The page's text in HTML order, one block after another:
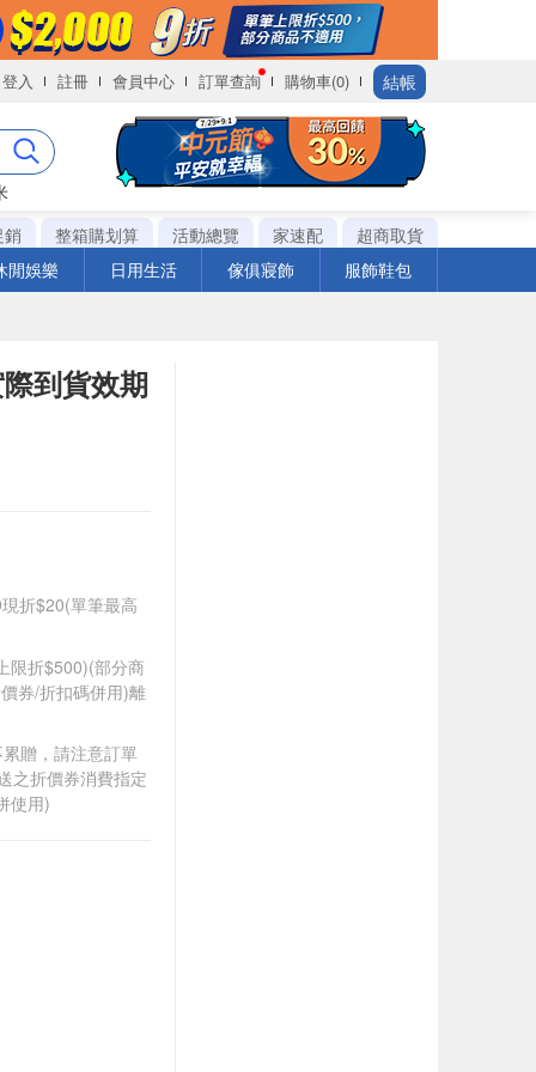
登入 註冊 會員中心 訂單查詢 購物車(0) 結帳
銷
整箱購划算 活動總覽 家速配
超商取貨
閒娛樂
日用生活 傢俱寢飾 服飾鞋包
到貨效期
折$20(單筆最高
限折$500)(部分商
券/折扣碼併用)離
贈，請注意訂單
之折價券消費指定
使用)